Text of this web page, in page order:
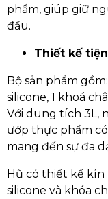
phẩm, giúp giữ
đầu.
Thiết kế
Bộ sản phẩm
silicone, 1 khoá
Với dung tích 3L,
ướp thực phẩm
mang đến sự đa
Hũ có thiết kế kín
silicone và khóa